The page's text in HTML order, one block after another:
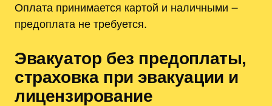
Оплата принимается картой и наличными ౼
предоплата не требуется.
Эвакуатор без предоплаты,
страховка при эвакуации и
лицензирование